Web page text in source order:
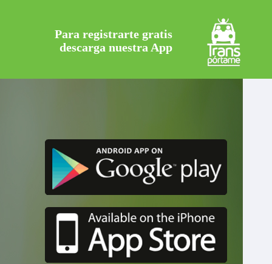
Para registrarte gratis
descarga nuestra App